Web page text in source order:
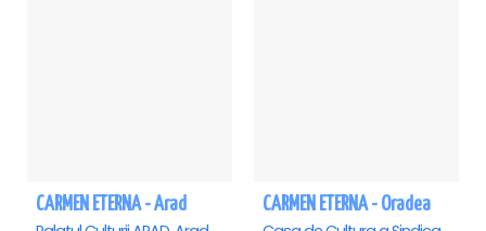
CARMEN ETERNA - Arad CARMEN ETERNA - Oradea